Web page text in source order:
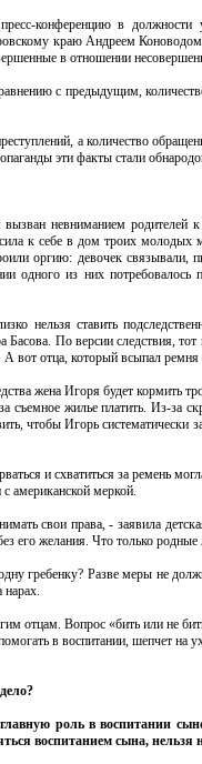
конференцию в
краю Андреем
в отношении
с предыдущим,
а количество
эти факты стали
вызван невниманием
к себе в дом троих
оргию: девочек связывали,
одного из них потребовалось
нельзя ставить
Басова. По версии следствия,
А вот отца, который всыпал
жена Игоря будет кормить
съемное жилье платить. Из-за
чтобы Игорь
и схватиться за ремень
американской меркой.
свои права, - заявила
его желания. Что только
гребенку? Разве меры не
нарах.
отцам. Вопрос «бить или не
в воспитании, шепчет на
роль в воспитании
воспитанием сына, нельзя